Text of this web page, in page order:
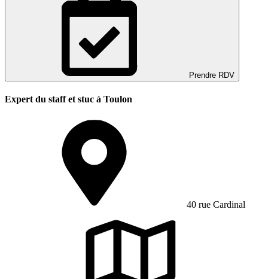
Prendre RDV
Expert du staff et stuc à Toulon
40 rue Cardinal